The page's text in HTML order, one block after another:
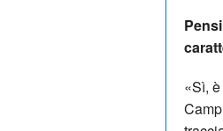
«Sì,